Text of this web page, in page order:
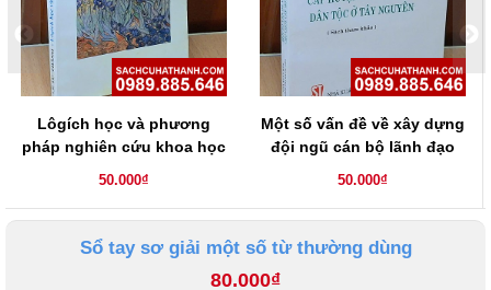
Lôgích học và phương
pháp nghiên cứu khoa học
50.000₫
Một số vấn đề về xây dựng
đội ngũ cán bộ lãnh đạo
chủ chốt cấp huyện người
50.000₫
Sổ tay sơ giải một số từ thường dùng
80.000₫